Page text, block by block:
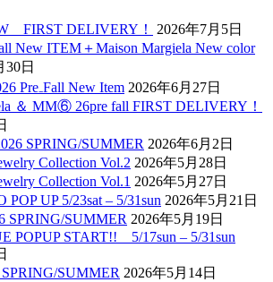
FIRST DELIVERY！
2026年7月5日
New ITEM＋Maison Margiela New color
30日
Pre₋Fall New Item 2026年6月27日
＆ MM⑥ 26pre fall FIRST DELIVERY！
SPRING/SUMMER 2026年6月2日
Collection Vol.2 2026年5月28日
Collection Vol.1 2026年5月27日
UP 5/23sat – 5/31sun 2026年5月21日
SPRING/SUMMER 2026年5月19日
POPUP START!! 5/17sun – 5/31sun
SUMMER 2026年5月14日